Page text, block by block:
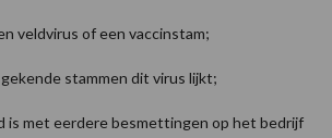
veldvirus of een vaccinstam;
stammen dit virus lijkt;
is met eerdere besmettingen op het bedrijf